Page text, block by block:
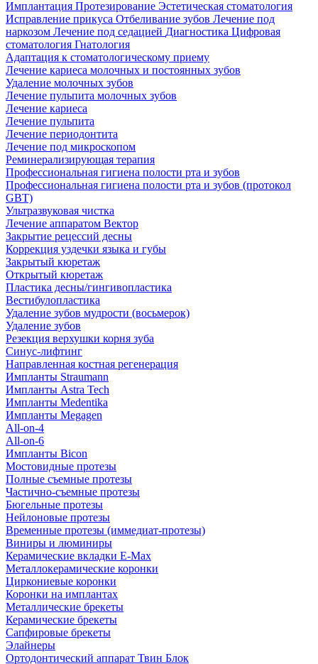
Имплантация Протезирование Эстетическая стоматология
Исправление прикуса Отбеливание зубов Лечение под
наркозом Лечение под седацией Диагностика Цифровая
стоматология Гнатология
Адаптация к стоматологическому приему
Лечение кариеса молочных и постоянных зубов
Удаление молочных зубов
Лечение пульпита молочных зубов
Лечение кариеса
Лечение пульпита
Лечение периодонтита
Лечение под микроскопом
Реминерализирующая терапия
Профессиональная гигиена полости рта и зубов
Профессиональная гигиена полости рта и зубов (протокол
GBT)
Ультразвуковая чистка
Лечение аппаратом Вектор
Закрытие рецессий десны
Коррекция уздечки языка и губы
Закрытый кюретаж
Открытый кюретаж
Пластика десны/гингивопластика
Вестибулопластика
Удаление зубов мудрости (восьмерок)
Удаление зубов
Резекция верхушки корня зуба
Синус-лифтинг
Направленная костная регенерация
Импланты Straumann
Импланты Astra Tech
Импланты Medentika
Импланты Megagen
All-on-4
All-on-6
Импланты Bicon
Мостовидные протезы
Полные съемные протезы
Частично-съемные протезы
Бюгельные протезы
Нейлоновые протезы
Временные протезы (иммедиат-протезы)
Виниры и люминиры
Керамические вкладки E-Max
Металлокерамические коронки
Циркониевые коронки
Коронки на имплантах
Металлические брекеты
Керамические брекеты
Сапфировые брекеты
Элайнеры
Ортодонтический аппарат Твин Блок